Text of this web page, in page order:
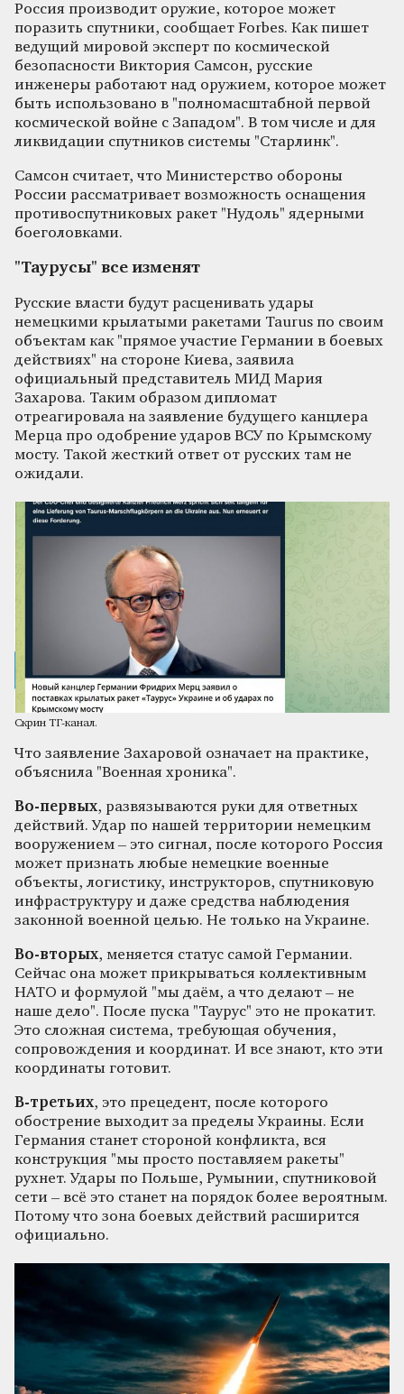
Россия производит оружие, которое может
поразить спутники, сообщает Forbes. Как пишет
ведущий мировой эксперт по космической
безопасности Виктория Самсон, русские
инженеры работают над оружием, которое может
быть использовано в "полномасштабной первой
космической войне с Западом". В том числе и для
ликвидации спутников системы "Старлинк".
Самсон считает, что Министерство обороны
России рассматривает возможность оснащения
противоспутниковых ракет "Нудоль" ядерными
боеголовками.
"Таурусы" все изменят
Русские власти будут расценивать удары
немецкими крылатыми ракетами Taurus по своим
объектам как "прямое участие Германии в боевых
действиях" на стороне Киева, заявила
официальный представитель МИД Мария
Захарова. Таким образом дипломат
отреагировала на заявление будущего канцлера
Мерца про одобрение ударов ВСУ по Крымскому
мосту. Такой жесткий ответ от русских там не
ожидали.
Скрин ТГ-канал.
Что заявление Захаровой означает на практике,
объяснила "Военная хроника".
Во-первых, развязываются руки для ответных
действий. Удар по нашей территории немецким
вооружением – это сигнал, после которого Россия
может признать любые немецкие военные
объекты, логистику, инструкторов, спутниковую
инфраструктуру и даже средства наблюдения
законной военной целью. Не только на Украине.
Во-вторых, меняется статус самой Германии.
Сейчас она может прикрываться коллективным
НАТО и формулой "мы даём, а что делают – не
наше дело". После пуска "Таурус" это не прокатит.
Это сложная система, требующая обучения,
сопровождения и координат. И все знают, кто эти
координаты готовит.
В-третьих, это прецедент, после которого
обострение выходит за пределы Украины. Если
Германия станет стороной конфликта, вся
конструкция "мы просто поставляем ракеты"
рухнет. Удары по Польше, Румынии, спутниковой
сети – всё это станет на порядок более вероятным.
Потому что зона боевых действий расширится
официально.